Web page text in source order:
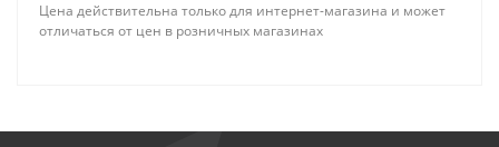
Цена действительна только для интернет-магазина и может
отличаться от цен в розничных магазинах